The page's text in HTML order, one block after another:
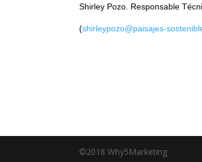
Shirley Pozo. Responsable
(shirleypozo@paisajes-
©2018 Why5Marketing